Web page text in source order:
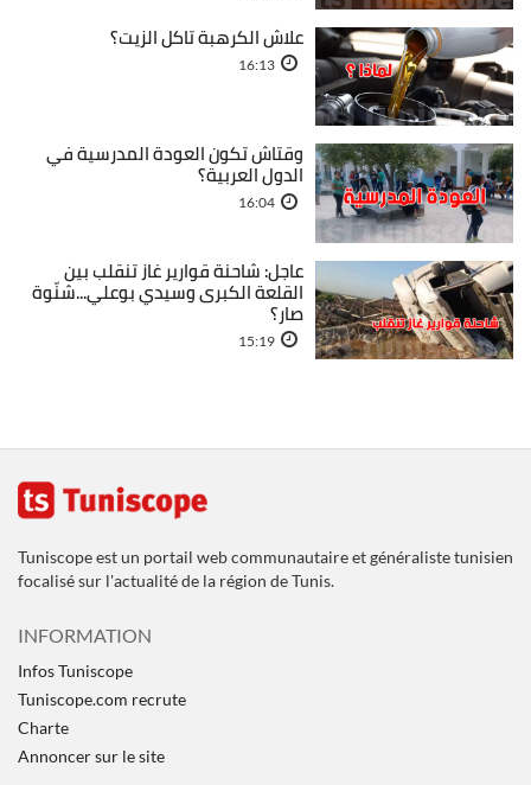
علاش الكرهبة تاكل الزيت؟
16:13
وقتاش تكون العودة المدرسية في
الدول العربية؟
16:04
عاجل: شاحنة قوارير غاز تنقلب بين
القلعة الكبرى وسيدي بوعلي...شنّوة
صار؟
15:19
Tuniscope est un portail web communautaire et généraliste tunisien
focalisé sur l'actualité de la région de Tunis.
INFORMATION
Infos Tuniscope
Tuniscope.com recrute
Charte
Annoncer sur le site